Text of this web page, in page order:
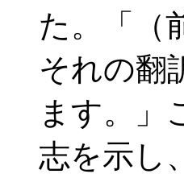
た。「（
それの翻
ます。」
志を示し